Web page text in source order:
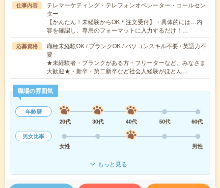
仕事内容
テレマーケティング・テレフォンオペレーター・コールセン
ター
【かんたん！未経験からOK＊注文受付】・具体的には…内
容を確認し、専用のフォーマットに入力するだけ！…
応募資格
職種未経験OK / ブランクOK / パソコンスキル不要 / 英語力不
要
★未経験者・ブランクがある方・フリーターなど、みなさま
大歓迎★・新卒・第二新卒など社会人経験がほとん…
職場の雰囲気
年齢層
20代
30代 40代 50代
60代
男女比率
女性
男性
もっと見る